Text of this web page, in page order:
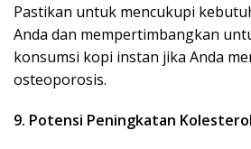
Pastikan untuk mencukupi
Anda dan mempertimbangkan
konsumsi kopi instan jika Anda
osteoporosis.
9. Potensi Peningkatan Kolesterol